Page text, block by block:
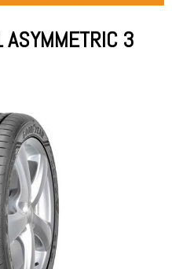
ASYMMETRIC 3